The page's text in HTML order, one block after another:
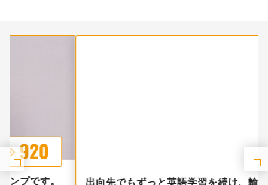
出向先でもずっと英語学習を続け、輸入商社に転